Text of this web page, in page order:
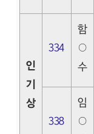
인
기
상
334
함
○
수
338
임
○